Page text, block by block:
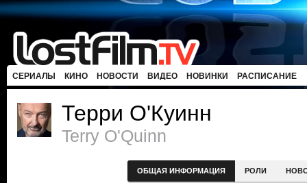
СЕРИАЛЫ КИНО НОВОСТИ ВИДЕО НОВИНКИ РАСПИСАНИЕ
Терри О'Куинн
Terry O'Quinn
ОБЩАЯ ИНФОРМАЦИЯ РОЛИ